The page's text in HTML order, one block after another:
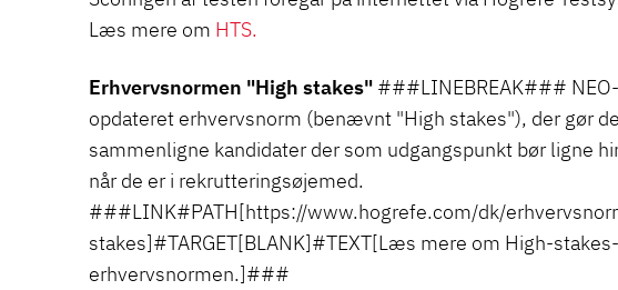
Læs mere om HTS.
Erhvervsnormen "High stakes" ###LINEBREAK###
opdateret erhvervsnorm (benævnt "High stakes"), der gør
sammenligne kandidater der som udgangspunkt bør ligne
når de er i rekrutteringsøjemed.
###LINK#PATH[https://www.hogrefe.com/dk/
stakes]#TARGET[BLANK]#TEXT[Læs mere om High-stakes-
erhvervsnormen.]###